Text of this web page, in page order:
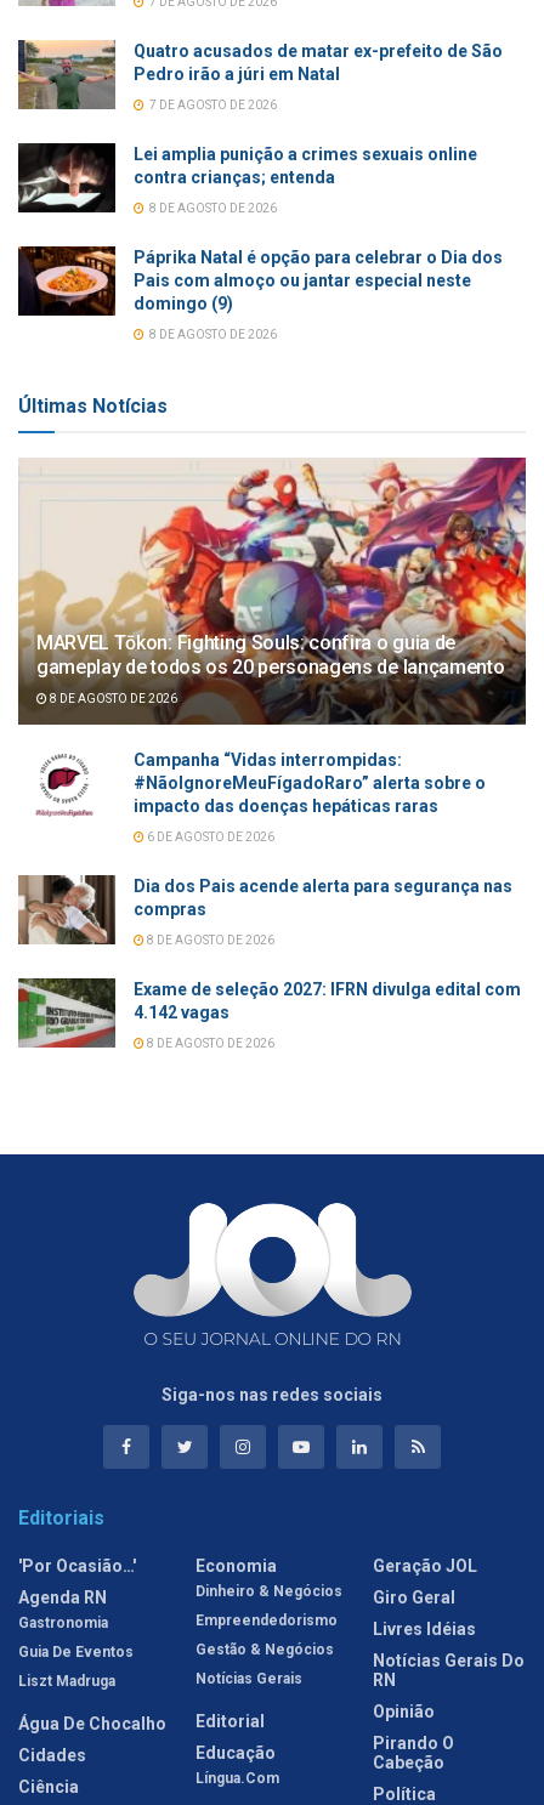
Quatro acusados de matar ex-prefeito de São
Pedro irão a júri em Natal
7 DE AGOSTO DE 2026
Lei amplia punição a crimes sexuais online
contra crianças; entenda
8 DE AGOSTO DE 2026
Páprika Natal é opção para celebrar o Dia dos
Pais com almoço ou jantar especial neste
domingo (9)
8 DE AGOSTO DE 2026
Últimas Notícias
MARVEL Tōkon: Fighting Souls: confira o guia de
gameplay de todos os 20 personagens de lançamento
8 DE AGOSTO DE 2026
Campanha “Vidas interrompidas:
#NãoIgnoreMeuFígadoRaro” alerta sobre o
impacto das doenças hepáticas raras
6 DE AGOSTO DE 2026
Dia dos Pais acende alerta para segurança nas
compras
8 DE AGOSTO DE 2026
Exame de seleção 2027: IFRN divulga edital com
4.142 vagas
8 DE AGOSTO DE 2026
Siga-nos nas redes sociais
Editoriais
'Por Ocasião…'
Agenda RN
Gastronomia
Guia De Eventos
Liszt Madruga
Água De Chocalho
Cidades
Ciência
Economia
Dinheiro & Negócios
Empreendedorismo
Gestão & Negócios
Notícias Gerais
Editorial
Educação
Língua.com
Geração JOL
Giro Geral
Livres Idéias
Notícias Gerais Do
RN
Opinião
Pirando O
Cabeção
Política